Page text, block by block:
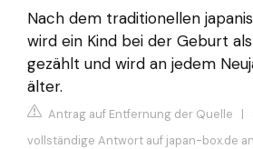
Nach dem traditionellen
wird ein Kind bei der Geburt
gezählt und wird an jedem
älter.
Antrag auf Entfernung der Quelle |
vollständige Antwort auf japan-box.de an